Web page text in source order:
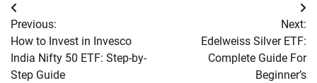
Post
navigation
Previous:
How to Invest in Invesco
India Nifty 50 ETF: Step-by-
Step Guide
Next:
Edelweiss Silver ETF:
Complete Guide For
Beginner’s